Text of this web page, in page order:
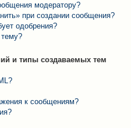
модератору?
при создании сообщения?
одобрения?
и типы создаваемых тем
к сообщениям?